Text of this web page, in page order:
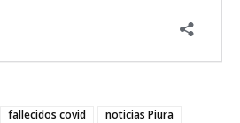
fallecidos covid noticias Piura